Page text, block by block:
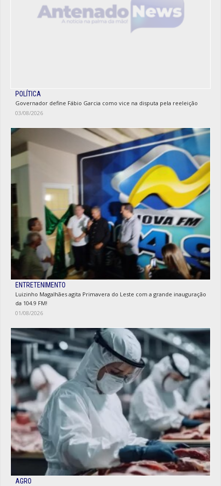
POLÍTICA
Governador define Fábio Garcia como vice na disputa pela reeleição
03/08/2026
ENTRETENIMENTO
Luizinho Magalhães agita Primavera do Leste com a grande inauguração
da 104.9 FM!
01/08/2026
AGRO